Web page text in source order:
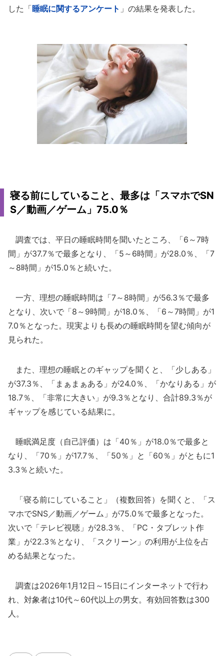
した「睡眠に関するアンケート 」の結果を発表した。
寝る前にしていること、最多は「スマホでSN
S／動画／ゲーム」75.0％
調査では、平日の睡眠時間を聞いたところ、「6～7時
間」が37.7％で最多となり、「5～6時間」が28.0％、「7
～8時間」が15.0％と続いた。
一方、理想の睡眠時間は「7～8時間」が56.3％で最多
となり、次いで「8～9時間」が18.0％、「6～7時間」が1
7.0％となった。現実よりも長めの睡眠時間を望む傾向が
見られた。
また、理想の睡眠とのギャップを聞くと、「少しある」
が37.3％、「まぁまぁある」が24.0％、「かなりある」が
18.7％、「非常に大きい」が9.3％となり、合計89.3％が
ギャップを感じている結果に。
睡眠満足度（自己評価）は「40％」が18.0％で最多と
なり、「70％」が17.7％、「50％」と「60％」がともに1
3.3％と続いた。
「寝る前にしていること」（複数回答）を聞くと、「ス
マホでSNS／動画／ゲーム」が75.0％で最多となった。
次いで「テレビ視聴」が28.3％、「PC・タブレット作
業」が22.3％となり、「スクリーン」の利用が上位を占
める結果となった。
調査は2026年1月12日～15日にインターネットで行わ
れ、対象者は10代～60代以上の男女。有効回答数は300
人。